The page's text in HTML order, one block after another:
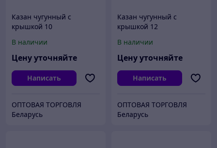
Казан чугунный с
крышкой 10
В наличии
Цену уточняйте
Написать
ОПТОВАЯ ТОРГОВЛЯ
Беларусь
Казан чугунный с
крышкой 12
В наличии
Цену уточняйте
Написать
ОПТОВАЯ ТОРГОВЛЯ
Беларусь